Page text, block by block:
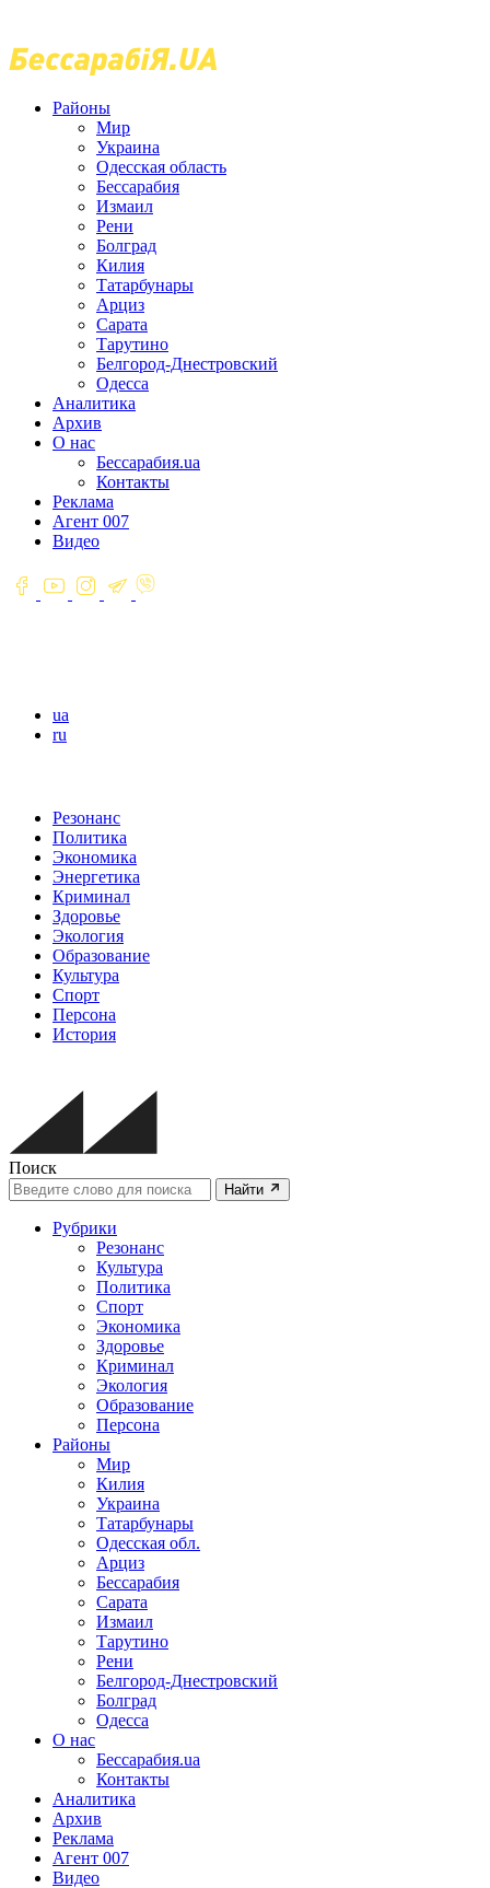
Районы
Мир
Украина
Одесская область
Бессарабия
Измаил
Рени
Болград
Килия
Татарбунары
Арциз
Сарата
Тарутино
Белгород-Днестровский
Одесса
Аналитика
Архив
О нас
Бессарабия.ua
Контакты
Реклама
Агент 007
Видео
ua
ru
Резонанс
Политика
Экономика
Энергетика
Криминал
Здоровье
Экология
Образование
Культура
Спорт
Персона
История
Поиск
Найти
Рубрики
Резонанс
Культура
Политика
Спорт
Экономика
Здоровье
Криминал
Экология
Образование
Персона
Районы
Мир
Килия
Украина
Татарбунары
Одесская обл.
Арциз
Бессарабия
Сарата
Измаил
Тарутино
Рени
Белгород-Днестровский
Болград
Одесса
О нас
Бессарабия.ua
Контакты
Аналитика
Архив
Реклама
Агент 007
Видео